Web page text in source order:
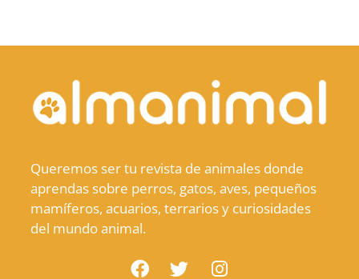
Queremos ser tu revista de animales donde
aprendas sobre perros, gatos, aves, pequeños
mamíferos, acuarios, terrarios y curiosidades
del mundo animal.